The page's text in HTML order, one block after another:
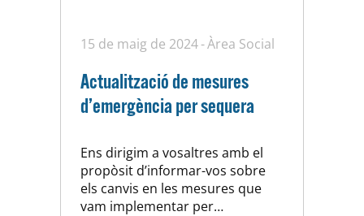
15 de maig de 2024 Àrea Social
Actualització de mesures
d’emergència per sequera
Ens dirigim a vosaltres amb el
propòsit d’informar-vos sobre
els canvis en les mesures que
vam implementar per